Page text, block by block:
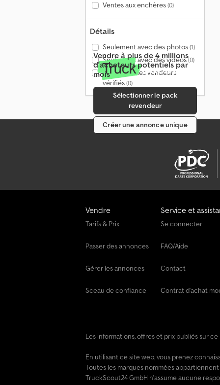
Ventes aux enchères(0)
Détails
Seulement avec des photos(1)
Seulement avec des vidéos(0)
Seulement les vendeurs
vérifiés(0)
Vendre à plus de 4 millions
d'acheteurs potentiels par
mois
Sélectionner le pack
revendeur
Créer une annonce unique
Vendre
Tarifs & Prix
Passer des annonces
Gérer les annonces
Sceau de confiance
Service et
Se connecter
FAQ/Aide
Contact
Contrat d'achat
Les informations, offres et prix publiés sur
En utilisant ce site web, vous prenez
Toutes les marques nommées
TruckScout24 GmbH n'assume aucune